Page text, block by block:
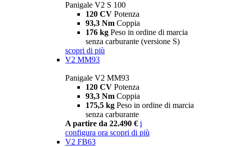
Panigale V2 S 100
120 CV Potenza
93,3 Nm Coppia
176 kg Peso in ordine di marcia
senza carburante (versione S)
scopri di più
V2 MM93
Panigale V2 MM93
120 CV Potenza
93,3 Nm Coppia
175,5 kg Peso in ordine di marcia
senza carburante
A partire da 22.490 € i
configura ora scopri di più
V2 FB63